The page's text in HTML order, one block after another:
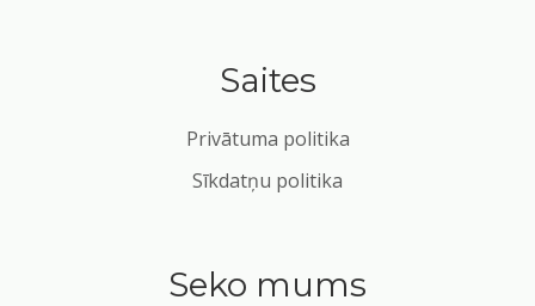
Saites
Privātuma politika
Sīkdatņu politika
Seko mums